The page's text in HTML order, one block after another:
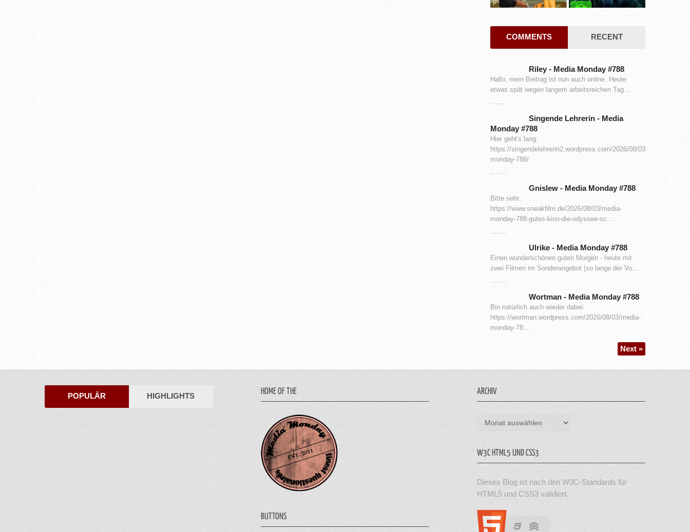
COMMENTS RECENT
Riley- Media Monday #788
Hallo, mein Beitrag ist nun auch online. Heute
etwas spät wegen langem arbeitsreichen Tag ...
Singende Lehrerin- Media
Monday #788
Hier geht's lang:
https://singendelehrerin2.wordpress.com/2026/08/03/media-
monday-788/
Gnislew- Media Monday #788
Bitte sehr:
https://www.sneakfilm.de/2026/08/03/media-
monday-788-gutes-kino-die-odyssee-sc...
Ulrike- Media Monday #788
Einen wunderschönen guten Morgen - heute mit
zwei Filmen im Sonderangebot (so lange der Vo...
Wortman- Media Monday #788
Bin natürlich auch wieder dabei:
https://wortman.wordpress.com/2026/08/03/media-
monday-78...
Next »
POPULÄR HIGHLIGHTS HOME OF THE
BUTTONS
ARCHIV
Archiv
W3C HTML5 UND CSS3
Dieses Blog ist nach den W3C-Standards für
HTML5 und CSS3 validiert.